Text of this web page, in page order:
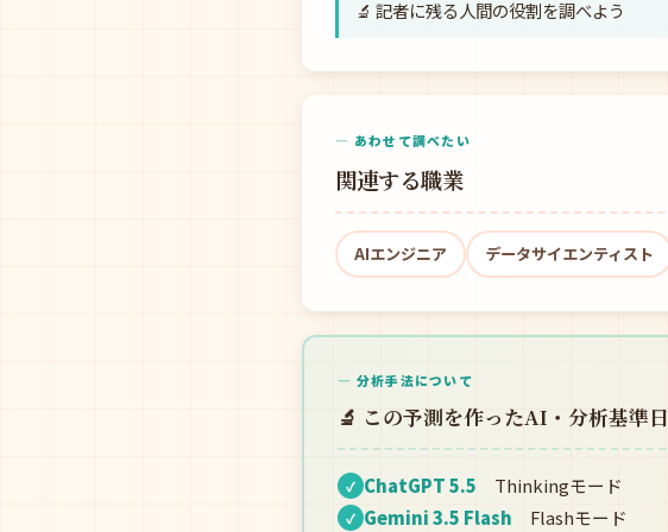
🔬 記者に残る人間の役割を調べよう
— あわせて調べたい
関連する職業
AIエンジニア データサイエンティスト
— 分析手法について
🔬 この予測を作ったAI・分析基準日
✓ ChatGPT 5.5 Thinkingモード
✓ Gemini 3.5 Flash Flashモード